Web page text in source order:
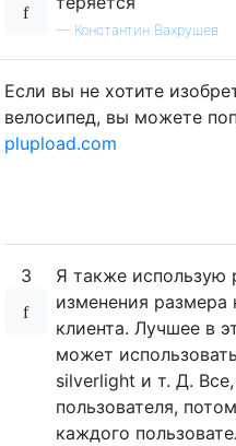
            canvas
.width =
            canvas
.height
var ctx =
            ctx
var fd = new
            fd
.append(
            fd
.append(
            fd
.append
            $
ajax
                url
: '/
                data
: fd,
                cache
:
— Константин Вахрушев
Если вы не хотите
велосипед, вы можете
plupload.com
3
Я также использую
изменения размера
клиента. Лучшее в
может
silverlight и т. Д.
пользователя,
каждого